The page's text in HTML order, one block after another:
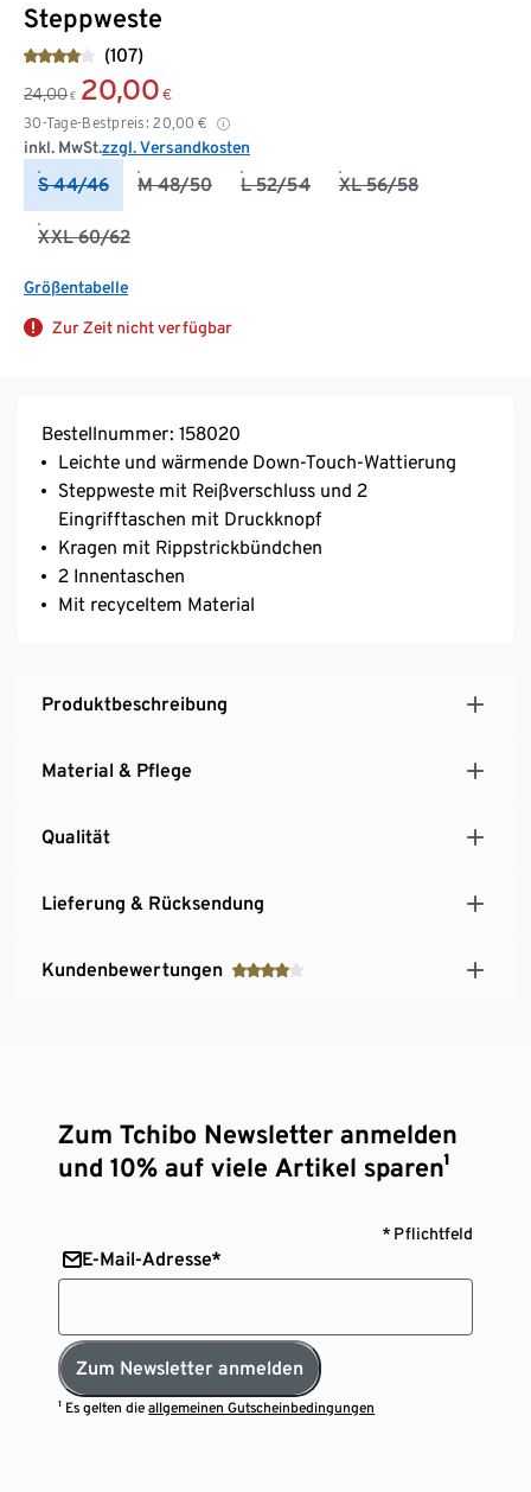
Steppweste
(107)
24,00 € 20,00 €
30-Tage-Bestpreis: 20,00 €
inkl. MwSt.zzgl. Versandkosten
S 44/46 M 48/50 L 52/54 XL 56/58
XXL 60/62
Größentabelle
Zur Zeit nicht verfügbar
Bestellnummer: 158020
Leichte und wärmende Down-Touch-Wattierung
Steppweste mit Reißverschluss und 2
Eingrifftaschen mit Druckknopf
Kragen mit Rippstrickbündchen
2 Innentaschen
Mit recyceltem Material
Produktbeschreibung
Material & Pflege
Qualität
Lieferung & Rücksendung
Kundenbewertungen
Zum Tchibo Newsletter anmelden
und 10% auf viele Artikel sparen¹
* Pflichtfeld
E-Mail-Adresse*
Zum Newsletter anmelden
¹ Es gelten dieallgemeinen Gutscheinbedingungen